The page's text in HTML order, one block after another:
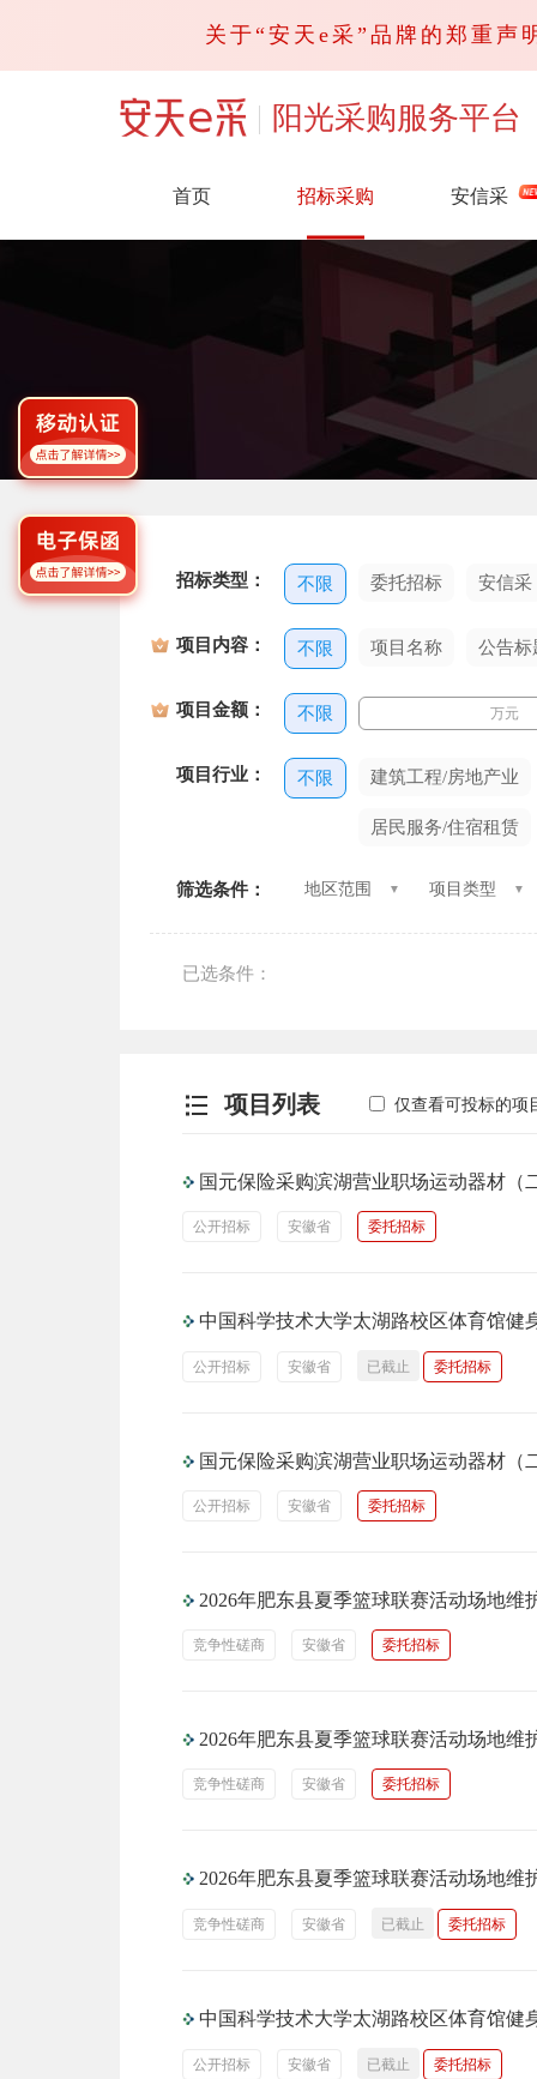
关于“安天e采”品牌的郑重
阳光采购服务平台
首页 招标采购 安信采
招标类型： 不限 委托招标 安信采
项目内容： 不限 项目名称 公告标
项目金额： 不限 万元
项目行业： 不限 建筑工程/房地产业
居民服务/住宿租赁
筛选条件： 地区范围 项目类型
已选条件：
仅查看可投标的项
项目列表
国元保险采购滨湖营业职场运动器材（
公开招标 安徽省 委托招标
中国科学技术大学太湖路校区体育馆健
公开招标 安徽省 已截止 委托招标
国元保险采购滨湖营业职场运动器材（
公开招标 安徽省 委托招标
2026年肥东县夏季篮球联赛活动场地
竞争性磋商 安徽省 委托招标
2026年肥东县夏季篮球联赛活动场地
竞争性磋商 安徽省 委托招标
2026年肥东县夏季篮球联赛活动场地
竞争性磋商 安徽省 已截止 委托招标
中国科学技术大学太湖路校区体育馆健
公开招标 安徽省 已截止 委托招标